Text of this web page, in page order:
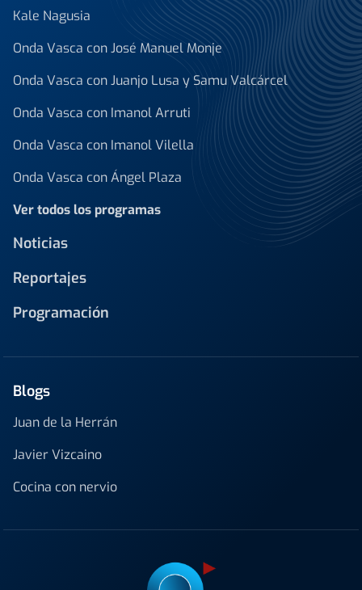
Kale Nagusia
Onda Vasca con José Manuel Monje
Onda Vasca con Juanjo Lusa y Samu Valcárcel
Onda Vasca con Imanol Arruti
Onda Vasca con Imanol Vilella
Onda Vasca con Ángel Plaza
Ver todos los programas
Noticias
Reportajes
Programación
Blogs
Juan de la Herrán
Javier Vizcaino
Cocina con nervio